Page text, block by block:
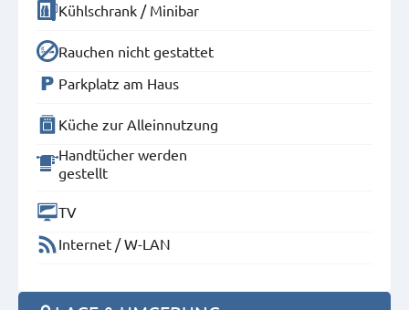
Kühlschrank / Minibar
Rauchen nicht gestattet
Parkplatz am Haus
Küche zur Alleinnutzung
Handtücher werden
gestellt
TV
Internet / W-LAN